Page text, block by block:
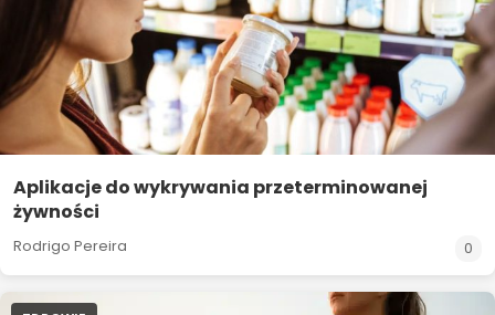
Aplikacje do wykrywania przeterminowanej
żywności
Rodrigo Pereira 0